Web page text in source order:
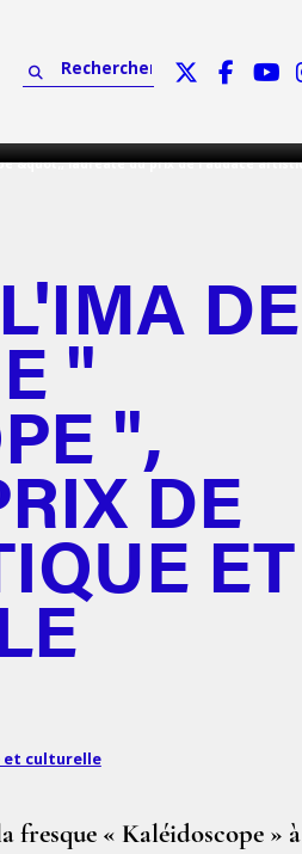
&quot;, lauréate du prix de l'audace
DE
"
",
DE
ET
et culturelle
fresque « Kaléidoscope » à